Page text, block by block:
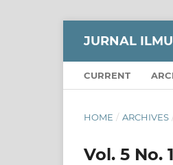
JURNAL
CURRENT
HOME / ARCHIVES
Vol. 5 No.